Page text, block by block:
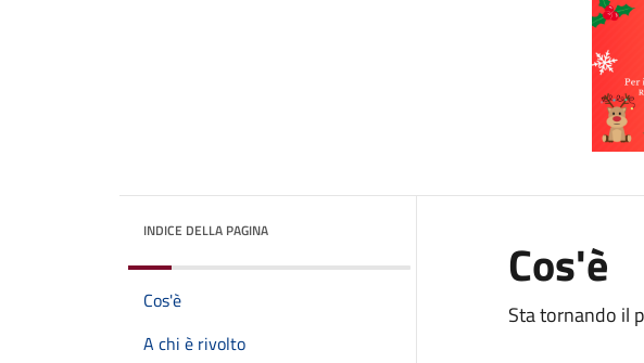
INDICE DELLA PAGINA
Cos'è
A chi è rivolto
Cos'è
Sta tornando il